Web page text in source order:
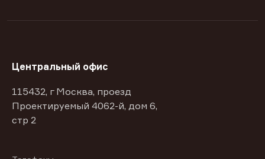
Центральный офис
115432, г Москва, проезд
Проектируемый 4062-й, дом 6,
стр 2